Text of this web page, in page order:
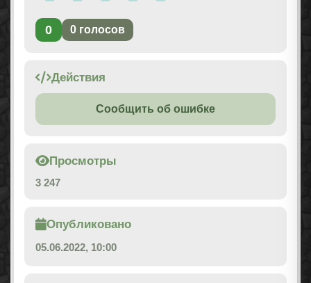
0 0 голосов
Действия
Сообщить об ошибке
Просмотры
3 247
Опубликовано
05.06.2022, 10:00